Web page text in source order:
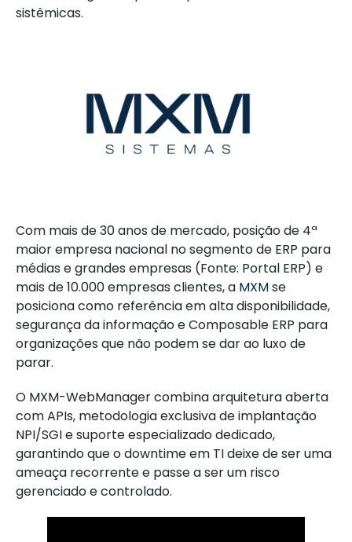
sistêmicas.
Com mais de 30 anos de mercado, posição de 4ª
maior empresa nacional no segmento de ERP para
médias e grandes empresas (Fonte: Portal ERP) e
mais de 10.000 empresas clientes, a MXMse
posiciona como referência em alta disponibilidade,
segurança da informação e Composable ERP para
organizações que não podem se dar ao luxo de
parar.
O MXM-WebManager combina arquitetura aberta
com APIs, metodologia exclusiva de implantação
NPI/SGI e suporte especializado dedicado,
garantindo que o downtime em TI deixe de ser uma
ameaça recorrente e passe a ser um risco
gerenciado e controlado.